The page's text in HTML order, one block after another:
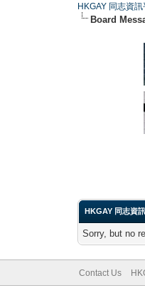
HKGAY 同志資訊
Board
HKGAY 同志資
Sorry, but no
Contact Us